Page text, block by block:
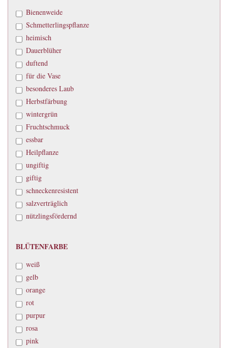
Bienenweide
Schmetterlingspflanze
heimisch
Dauerblüher
duftend
für die Vase
besonderes Laub
Herbstfärbung
wintergrün
Fruchtschmuck
essbar
Heilpflanze
ungiftig
giftig
schneckenresistent
salzverträglich
nützlingsfördernd
BLÜTENFARBE
BLÜTENFARBE
weiß
gelb
orange
rot
purpur
rosa
pink